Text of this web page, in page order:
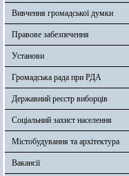
Вивчення громадської думки
Правове забезпечення
Установи
Громадська рада при РДА
Державний реєстр виборців
Соціальний захист населення
Містобудування та архітектура
Вакансії